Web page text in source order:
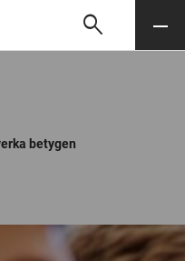
Söksearch Meny
betygen